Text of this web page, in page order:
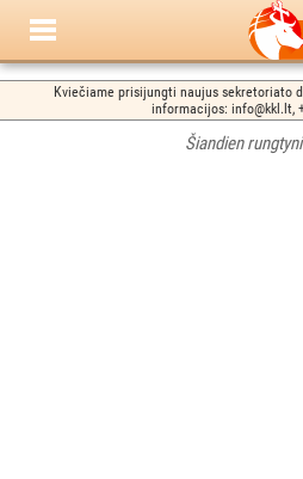
Kviečiame prisijungti naujus sekretoriato
informacijos: info@kkl.lt,
Šiandien